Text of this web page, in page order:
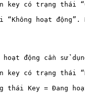
key có trạng thái
hoạt động”.
động cần sử
key có trạng thái
thái Key = Đang